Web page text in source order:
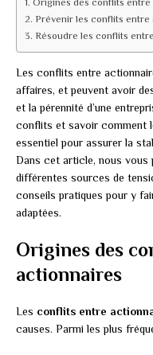
Origines des conflits
Prévenir les conflits entre
Résoudre les conflits
Les conflits entre
affaires, et peuvent avoir
et la pérennité d’une
conflits et savoir comment
essentiel pour assurer la
Dans cet article, nous vous
différentes sources de
conseils pratiques pour y
adaptées.
Origines des
actionnaires
Les conflits entre
causes. Parmi les plus